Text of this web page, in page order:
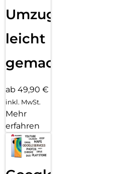
Umzug
leicht
gemacht!
ab 49,90 €
inkl. MwSt.
Mehr
erfahren